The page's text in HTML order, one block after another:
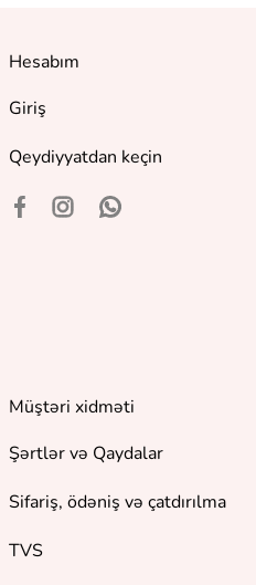
Hesabım
Giriş
Qeydiyyatdan keçin
Müştəri xidməti
Şərtlər və Qaydalar
Sifariş, ödəniş və çatdırılma
TVS